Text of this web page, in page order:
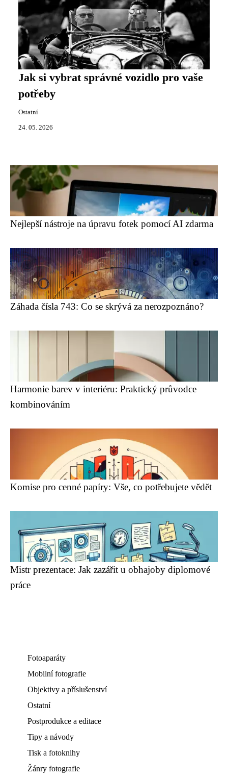
Jak si vybrat správné vozidlo pro vaše
potřeby
Ostatní
24. 05. 2026
Nejlepší nástroje na úpravu fotek pomocí AI zdarma
Záhada čísla 743: Co se skrývá za nerozpoznáno?
Harmonie barev v interiéru: Praktický průvodce
kombinováním
Komise pro cenné papíry: Vše, co potřebujete vědět
Mistr prezentace: Jak zazářit u obhajoby diplomové
práce
Fotoaparáty
Mobilní fotografie
Objektivy a příslušenství
Ostatní
Postprodukce a editace
Tipy a návody
Tisk a fotoknihy
Žánry fotografie